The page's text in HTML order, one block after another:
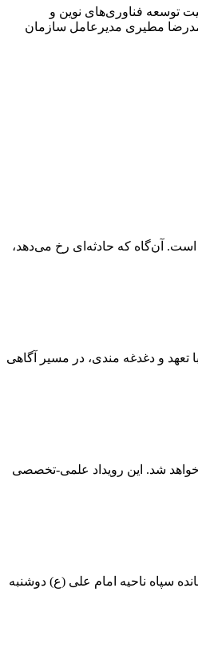
توسعه فناوری‌های نوین و
مطیری مدیرعامل سازمان
است. آن‌گاه که حادثه‌ای رخ می‌دهد،
تعهد و دغدغه‌ مندی، در مسیر آگاهی‌
بین «عملکرد اقتصادی» و «تأثیر اجتماعی» در ۲۹ بهمن‌ماه سال جاری برگزار خواهد شد. این رویداد علمی-تخصصی
سپاه ناحیه امام علی (ع) دوشنبه